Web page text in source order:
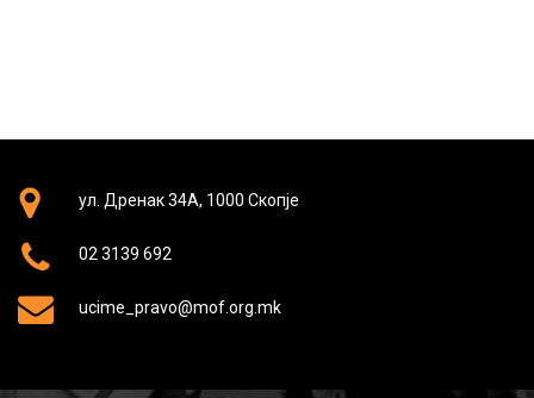
ул. Дренак 34А, 1000 Скопје
02 3139 692
ucime_pravo@mof.org.mk